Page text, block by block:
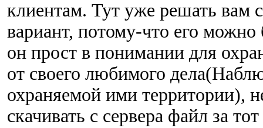
клиентам. Тут уже решать вам
вариант, потому-что его можно
он прост в понимании для
от своего любимого
охраняемой ими территории),
скачивать с сервера файл за